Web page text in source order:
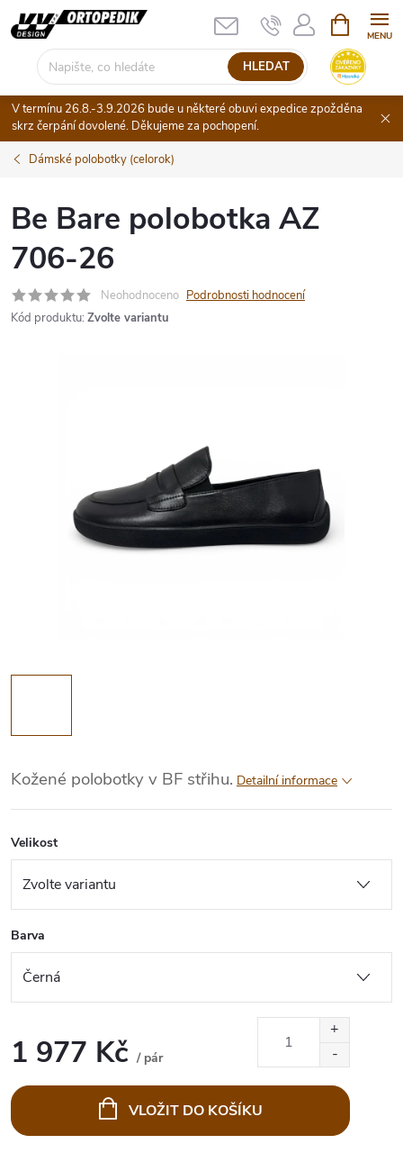
Přejít
na
HLEDAT
NÁKUPNÍ
KOŠÍK
V termínu 26.8.-3.9.2026 bude u některé obuvi expedice zpožděna
skrz čerpání dovolené. Děkujeme za pochopení.
Dámské polobotky (celorok)
Be Bare polobotka AZ
706-26
Neohodnoceno Podrobnosti hodnocení
Kód produktu: Zvolte variantu
Kožené polobotky v BF střihu. Detailní informace
Velikost
Barva
1 977 Kč / pár
cena:
VLOŽIT DO KOŠÍKU